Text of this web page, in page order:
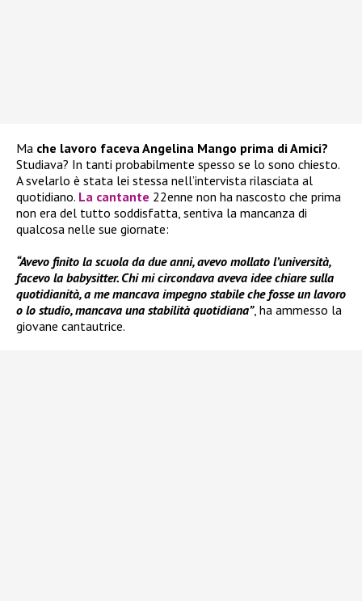
Ma che lavoro faceva Angelina Mango prima di Amici?
Studiava? In tanti probabilmente spesso se lo sono chiesto.
A svelarlo è stata lei stessa nell’intervista rilasciata al
quotidiano. La cantante 22enne non ha nascosto che prima
non era del tutto soddisfatta, sentiva la mancanza di
qualcosa nelle sue giornate:
“Avevo finito la scuola da due anni, avevo mollato l’università,
facevo la babysitter. Chi mi circondava aveva idee chiare sulla
quotidianità, a me mancava impegno stabile che fosse un lavoro
o lo studio, mancava una stabilità quotidiana”, ha ammesso la
giovane cantautrice.